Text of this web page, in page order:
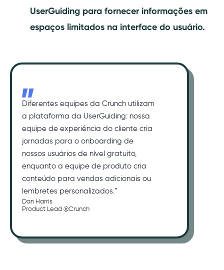
UserGuiding para fornecer informações em
espaços limitados na interface do usuário.
Diferentes equipes da Crunch utilizam
a plataforma da UserGuiding: nossa
equipe de experiência do cliente cria
jornadas para o onboarding de
nossos usuários de nível gratuito,
enquanto a equipe de produto cria
conteúdo para vendas adicionais ou
lembretes personalizados.”
Dan Harris
Product Lead @Crunch